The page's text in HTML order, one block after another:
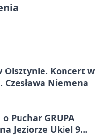
Olsztynie. Koncert w
Niemena
Puchar GRUPA
Jeziorze Ukiel 9